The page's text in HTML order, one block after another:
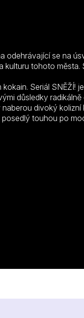
odehrávající se na
kulturu tohoto města.
Seriál SNĚŽÍ!
důsledky
divoký kolizní
touhou po
boji v rámci své
Franklin Saint se
z Contras.